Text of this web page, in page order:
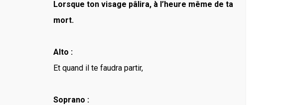
Lorsque ton visage pâlira, à l’heure même de ta
mort.
Alto :
Et quand il te faudra partir,
Soprano :